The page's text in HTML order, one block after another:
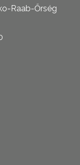
Raab-Őrség